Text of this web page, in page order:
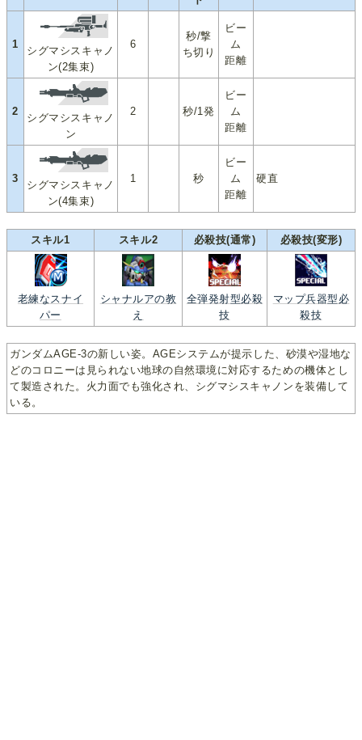
1
シグマシスキャノ
ン(2集束)
6
秒/撃
ち切り
ビー
ム
距離
2
シグマシスキャノ
ン
2 秒/1発
ビー
ム
距離
3
シグマシスキャノ
ン(4集束)
1 秒
ビー
ム
距離
硬直
スキル1 スキル2 必殺技(通常) 必殺技(変形)
老練なスナイ
パー
シャナルアの教
え
全弾発射型必殺
技
マップ兵器型必
殺技
ガンダムAGE-3の新しい姿。AGEシステムが提示した、砂漠や湿地な
どのコロニーは見られない地球の自然環境に対応するための機体とし
て製造された。火力面でも強化され、シグマシスキャノンを装備して
いる。